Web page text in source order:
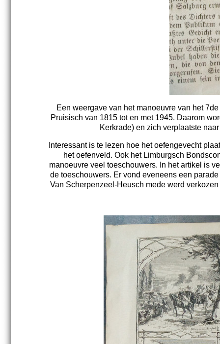
Een weergave van het manoeuvre van het
Pruisisch van 1815 tot en met 1945. Daarom
Kerkrade) en zich verplaatste
Interessant is te lezen hoe het oefengevecht
het oefenveld. Ook het Limburgsch
manoeuvre veel toeschouwers. In het artikel is
de toeschouwers. Er vond eveneens een
Van Scherpenzeel-Heusch mede werd